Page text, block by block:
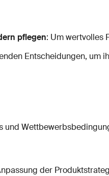
pflegen: Um wertvolles
Entscheidungen, um
und
der